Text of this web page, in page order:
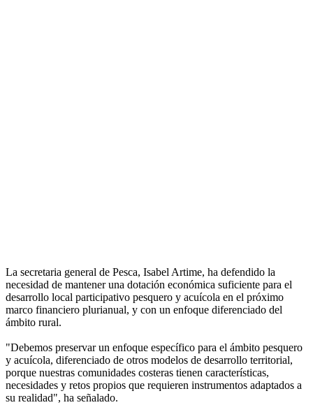
La secretaria general de Pesca, Isabel Artime, ha defendido la
necesidad de mantener una dotación económica suficiente para el
desarrollo local participativo pesquero y acuícola en el próximo
marco financiero plurianual, y con un enfoque diferenciado del
ámbito rural.
"Debemos preservar un enfoque específico para el ámbito pesquero
y acuícola, diferenciado de otros modelos de desarrollo territorial,
porque nuestras comunidades costeras tienen características,
necesidades y retos propios que requieren instrumentos adaptados a
su realidad", ha señalado.